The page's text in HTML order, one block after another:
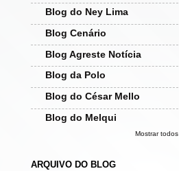
Blog do Ney Lima
Blog Cenário
Blog Agreste Notícia
Blog da Polo
Blog do César Mello
Blog do Melqui
Mostrar todos
ARQUIVO DO BLOG